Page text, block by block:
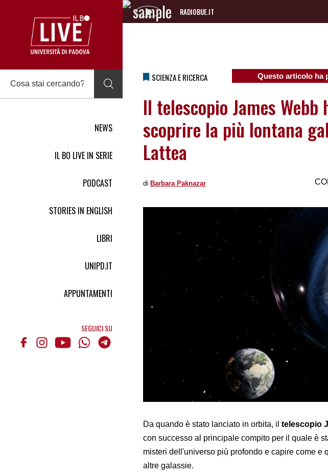
NEWS
IL BO LIVE IN SERIE
PODCAST
STORIES IN ENGLISH
LIBRI
UNIPD.IT
APPUNTAMENTI
SEGUICI SU
RADIOBUE.IT
Audio
SCIENZA E RICERCA Questo articolo ha
Il telescopio James Webb
scoprire la più lontana
Lattea
di Barbara Paknazar
Da quando è stato lanciato in orbita, il telescopio
con successo al principale compito per il quale è
misteri dell'universo più profondo e capire come e
altre galassie.